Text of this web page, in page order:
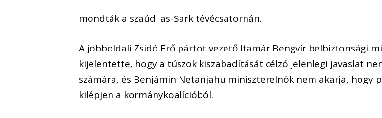
mondták a szaúdi as-Sark tévécsatornán.
A jobboldali Zsidó Erő pártot vezető Itamár Bengvír belbiztonsági
kijelentette, hogy a túszok kiszabadítását célzó jelenlegi javaslat
számára, és Benjámin Netanjahu miniszterelnök nem akarja, hogy
kilépjen a kormánykoalícióból.